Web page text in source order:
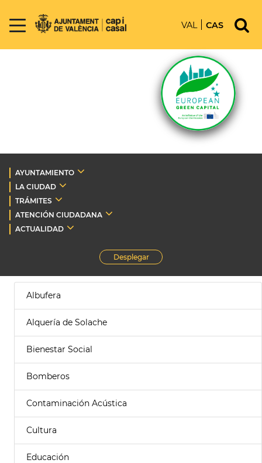
VAL CAS
AYUNTAMIENTO
LA CIUDAD
TRÁMITES
ATENCIÓN CIUDADANA
ACTUALIDAD
Desplegar
Albufera
Alquería de Solache
Bienestar Social
Bomberos
Contaminación Acústica
Cultura
Educación